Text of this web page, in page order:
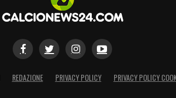
REDAZIONE PRIVACY POLICY PRIVACY POLICY